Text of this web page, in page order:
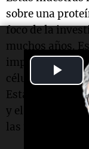
sobre una
foco de la
muchos años.
importante en
células a
Está activa en
y el cerebro,
las neuronas.